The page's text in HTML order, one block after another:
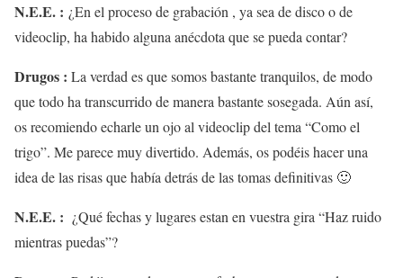
N.E.E. : ¿En el proceso de grabación , ya sea de disco o de
videoclip, ha habido alguna anécdota que se pueda contar?
Drugos : La verdad es que somos bastante tranquilos, de modo
que todo ha transcurrido de manera bastante sosegada. Aún así,
os recomiendo echarle un ojo al videoclip del tema “Como el
trigo”. Me parece muy divertido. Además, os podéis hacer una
idea de las risas que había detrás de las tomas definitivas 🙂
N.E.E. : ¿Qué fechas y lugares estan en vuestra gira “Haz ruido
mientras puedas”?